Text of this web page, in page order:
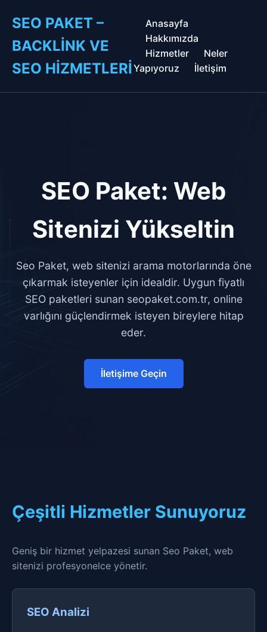
SEO PAKET –
BACKLINK VE
SEO HIZMETLERI
Anasayfa
Hakkımızda
Hizmetler
Neler
Yapıyoruz
İletişim
SEO Paket: Web
Sitenizi Yükseltin
Seo Paket, web sitenizi arama motorlarında öne
çıkarmak isteyenler için idealdir. Uygun fiyatlı
SEO paketleri sunan seopaket.com.tr, online
varlığını güçlendirmek isteyen bireylere hitap
eder.
İletişime Geçin
Çeşitli Hizmetler Sunuyoruz
Geniş bir hizmet yelpazesi sunan Seo Paket, web
sitenizi profesyonelce yönetir.
SEO Analizi